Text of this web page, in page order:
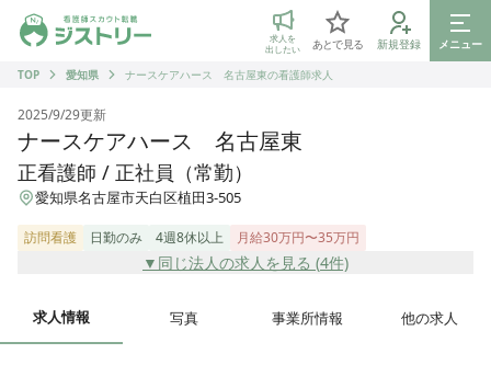
ジストリー 看護師の転職マッチング
求人を
出したい
あとで見る 新規登録
メニュー
TOP
愛知県 ナースケアハース 名古屋東の看護師求人
2025/9/29更新
ナースケアハース 名古屋東
正看護師 / 正社員（常勤）
愛知県名古屋市天白区植田3-505
訪問看護 日勤のみ 4週8休以上 月給30万円〜35万円
▼同じ法人の求人を見る (4件)
求人情報 写真 事業所情報 他の求人